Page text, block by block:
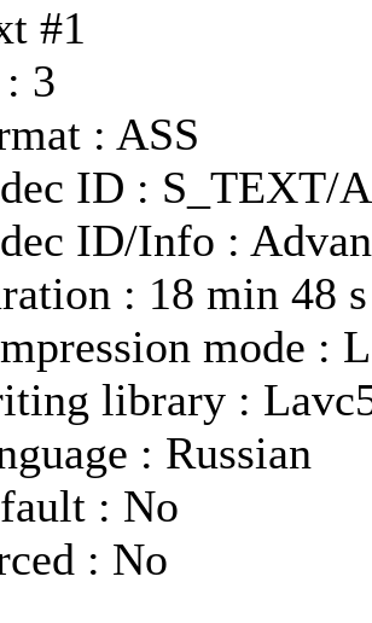
#1
3
: ASS
ID : S_TEXT/
ID/Info :
: 18 min 48 s
mode :
library :
: Russian
: No
: No